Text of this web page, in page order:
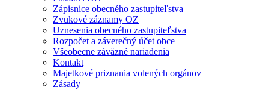
Zápisnice obecného zastupiteľstva
Zvukové záznamy OZ
Uznesenia obecného zastupiteľstva
Rozpočet a záverečný účet obce
Všeobecne záväzné nariadenia
Kontakt
Majetkové priznania volených orgánov
Zásady